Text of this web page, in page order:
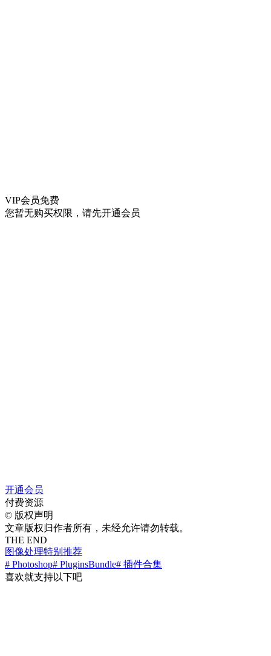
VIP会员免费
您暂无购买权限，请先开通会员
开通会员
付费资源
© 版权声明
文章版权归作者所有，未经允许请勿转载。
THE END
图像处理特别推荐
# Photoshop# PluginsBundle# 插件合集
喜欢就支持以下吧